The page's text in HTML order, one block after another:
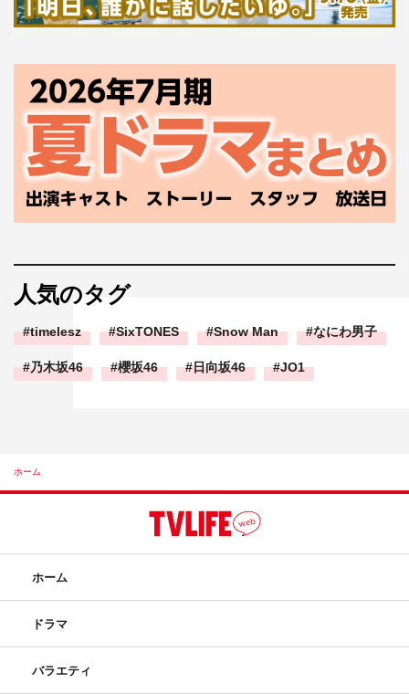
人気のタグ
timelesz SixTONES Snow Man なにわ男子
乃木坂46 櫻坂46 日向坂46 JO1
ホーム
ホーム
ドラマ
バラエティ